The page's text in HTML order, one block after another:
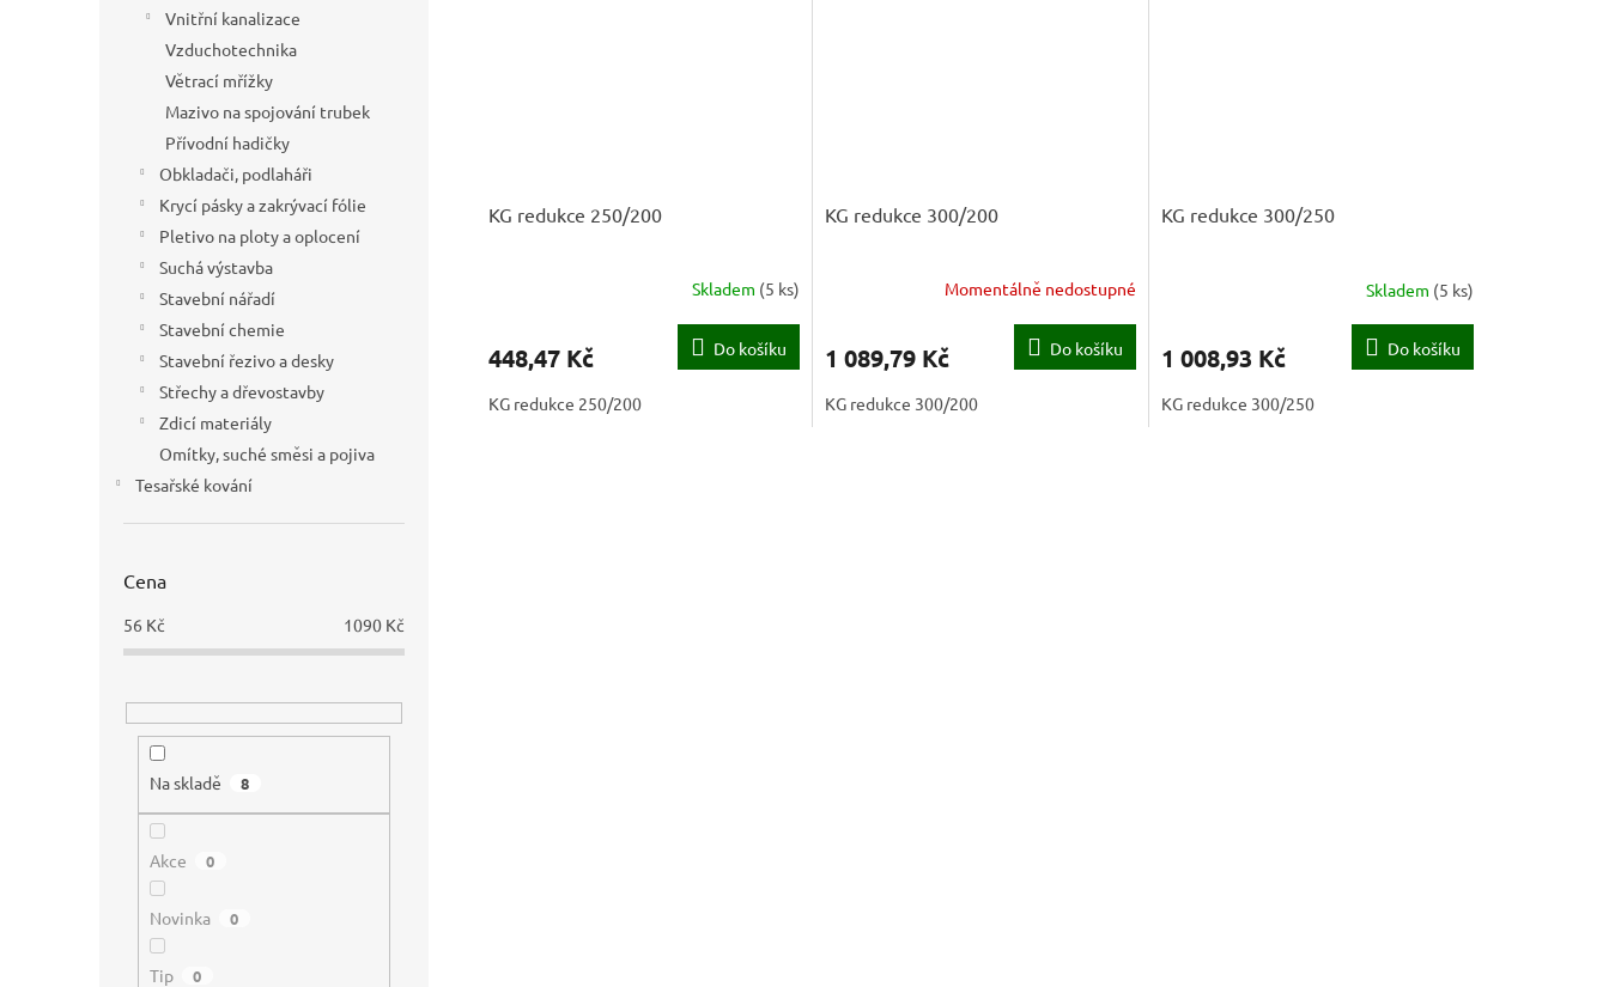
Vnitřní kanalizace
Vzduchotechnika
Větrací mřížky
Mazivo na spojování trubek
Přívodní hadičky
Obkladači, podlaháři
Krycí pásky a zakrývací fólie
Pletivo na ploty a oplocení
Suchá výstavba
Stavební nářadí
Stavební chemie
Stavební řezivo a desky
Střechy a dřevostavby
Zdicí materiály
Omítky, suché směsi a pojiva
Tesařské kování
Cena
56 Kč 1090 Kč
Na skladě 8
Akce 0
Novinka 0
Tip 0
KG redukce 250/200
Skladem (5 ks)
448,47 Kč Do košíku
KG redukce 250/200
KG redukce 300/200
Momentálně nedostupné
1 089,79 Kč Do košíku
KG redukce 300/200
KG redukce 300/250
Skladem (5 ks)
1 008,93 Kč Do košíku
KG redukce 300/250